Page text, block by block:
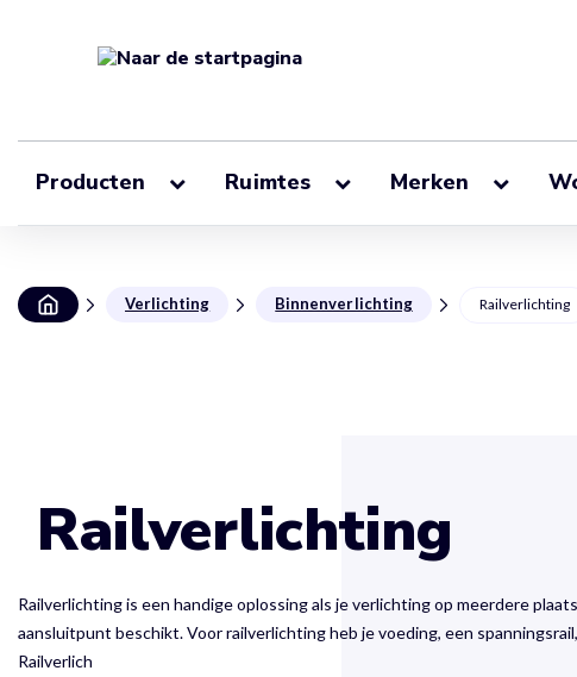
Producten Ruimtes Merken
Verlichting Binnenverlichting Railverlichting
Railverlichting
Railverlichting is een handige oplossing als je verlichting op meerdere
aansluitpunt beschikt. Voor railverlichting heb je voeding, een
Railverlich